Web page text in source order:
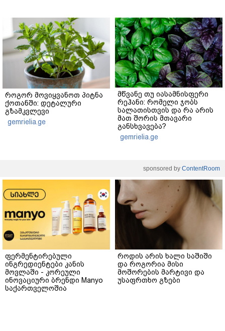
როგორ მოვიყვანოთ პიტნა
ქოთანში: დეტალური
გზამკვლევი
gemrielia.ge
მწვანე თუ იასამნისფერი
რეჰანი: რომელი ჯობს
სალათისთვის და რა არის
მათ შორის მთავარი
განსხვავება?
gemrielia.ge
sponsored by ContentRoom
ფერმენტირებული
ინგრედიენტები კანის
მოვლაში - კორეული
ინოვაციური ბრენდი Manyo
საქართველოშია
როდის არის ხალი საშიში
და როგორია მისი
მოშორების მარტივი და
უსაფრთხო გზები